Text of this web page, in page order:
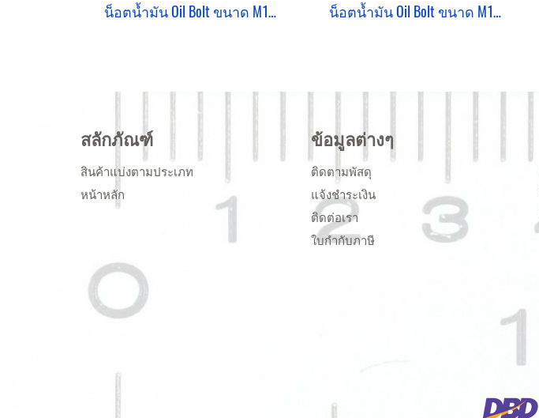
น็อตน้ำมัน Oil Bolt ขนาด M10x1.5x25 แบบ 1 รู น็อตน้ำมัน Oil Bolt ขนาด M10x1.0x20 แบบ 1 รู
สลักภัณฑ์
สินค้าแบ่งตามประเภท
หน้าหลัก
ข้อมูลต่างๆ
ติดตามพัสดุ
แจ้งชำระเงิน
ติดต่อเรา
ใบกำกับภาษี